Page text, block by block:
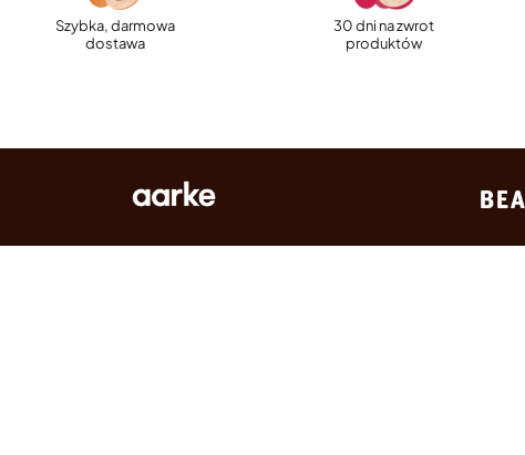
Szybka, darmowa
dostawa
30 dni na zwrot
produktów